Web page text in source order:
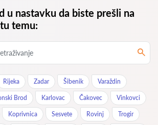
u nastavku da biste prešli na
temu:
Rijeka Zadar Šibenik Varaždin
Brod Karlovac Čakovec Vinkovci
Koprivnica Sesvete Rovinj Trogir